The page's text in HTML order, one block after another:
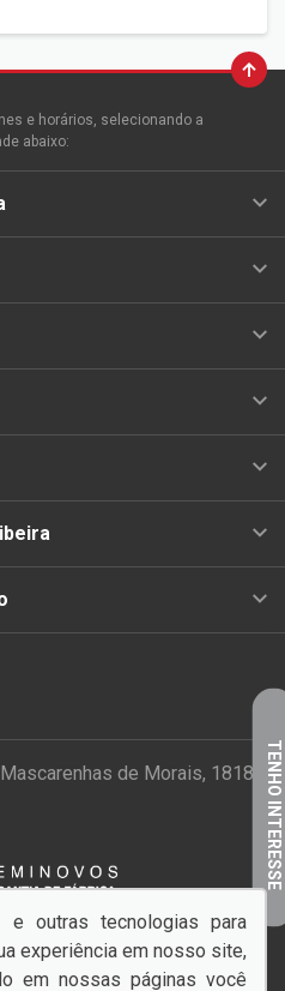
e horários, selecionando a
abaixo:
de Morais, 1818 -
POR VOCÊ!
e outras tecnologias para
experiência em nosso site,
em nossas páginas você
TENHO INTERESSE